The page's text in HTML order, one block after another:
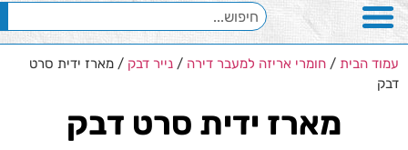
עמוד הבית / חומרי אריזה למעבר דירה / נייר דבק / מארז ידית סרט
דבק
מארז ידית סרט דבק